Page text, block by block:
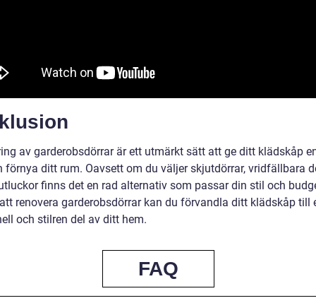
av garderobsdörrar är ett utmärkt sätt att ge ditt klädskåp
förnya ditt rum. Oavsett om du väljer skjutdörrar, vridfällbara
finns det en rad alternativ som passar din stil och
renovera garderobsdörrar kan du förvandla ditt klädskåp till
och stilren del av ditt hem.
FAQ